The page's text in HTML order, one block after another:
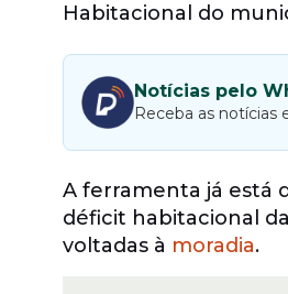
Habitacional do
Notícias pelo
Receba as notícias
A ferramenta já está
déficit habitacional
voltadas à moradia.